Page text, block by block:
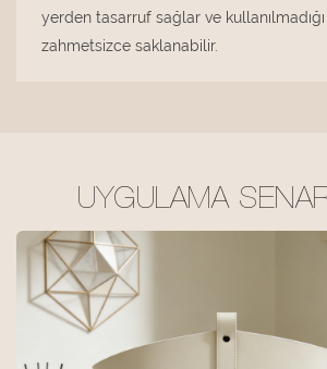
yerden tasarruf sağlar ve
zahmetsizce saklanabilir.
UYGULAMA